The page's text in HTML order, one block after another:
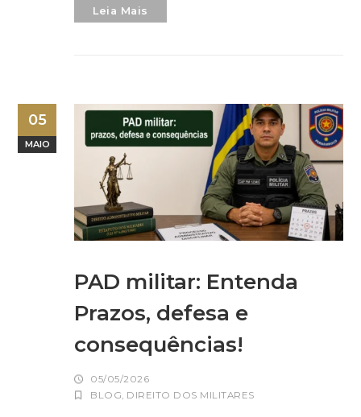
Leia Mais
05
MAIO
PAD militar: Entenda
Prazos, defesa e
consequências!
05/05/2026
BLOG DIREITO DOS MILITARES